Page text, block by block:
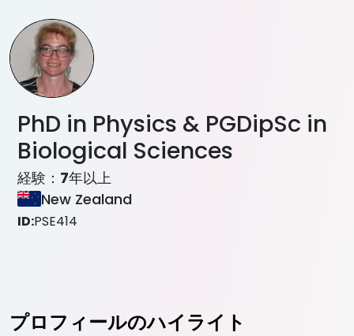
PhD in Physics & PGDipSc in
Biological Sciences
経験： 7年以上
New Zealand
ID:PSE414
プロフィールのハイライト